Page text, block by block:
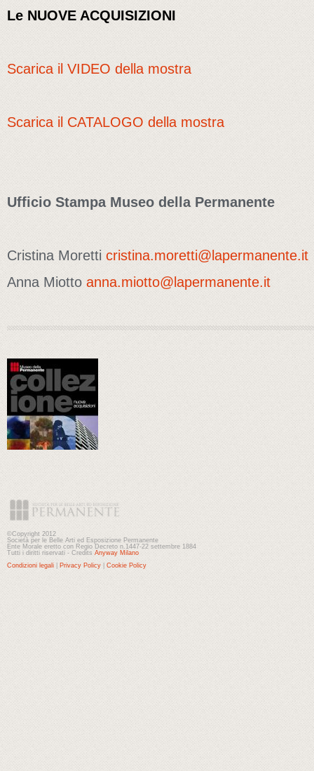
Le NUOVE ACQUISIZIONI
Scarica il VIDEO della mostra
Scarica il CATALOGO della mostra
Ufficio Stampa Museo della Permanente
Cristina Moretti cristina.moretti@lapermanente.it
Anna Miotto anna.miotto@lapermanente.it
©Copyright 2012
Società per le Belle Arti ed Esposizione Permanente
Ente Morale eretto con Regio Decreto n.1447-22 settembre 1884
Tutti i diritti riservati - Credits Anyway Milano
Condizioni legali
Privacy Policy Cookie Policy